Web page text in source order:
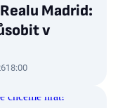
Madrid:
v
18:00